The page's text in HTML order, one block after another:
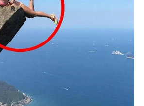
pažnje i komplimenata.
osobu koja vas već neko
energija prati vas na